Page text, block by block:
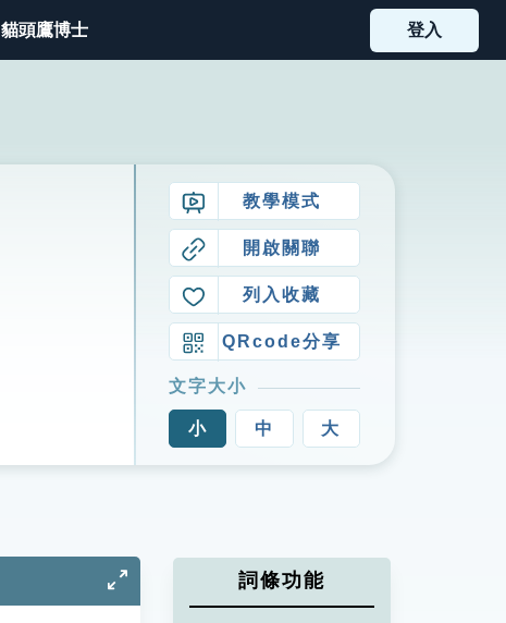
貓頭鷹博士 登入
教學模式
開啟關聯
列入收藏
QRcode分享
文字大小
小 中 大
詞條功能